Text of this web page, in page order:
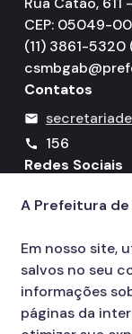
CEP: 05049-
(11) 3861-5320
Contatos
mail
call
156
Redes Sociais
Icone do YouTube
Icone do X
Icone do
Icone
A Prefeitura de
Em nosso site,
salvos no seu
informações
páginas da